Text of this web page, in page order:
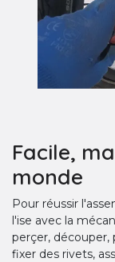
Facile,
monde
Pour réussir
l'ise avec la
perçer,
fixer des rivets,